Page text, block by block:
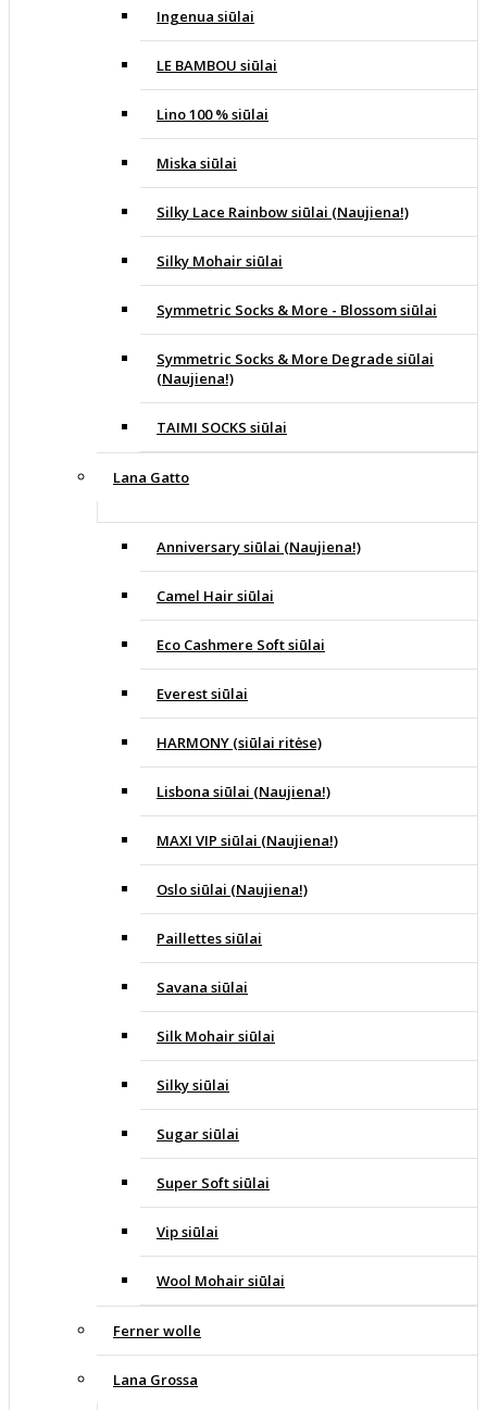
Ingenua siūlai
LE BAMBOU siūlai
Lino 100 % siūlai
Miska siūlai
Silky Lace Rainbow siūlai (Naujiena!)
Silky Mohair siūlai
Symmetric Socks & More - Blossom siūlai
Symmetric Socks & More Degrade siūlai
(Naujiena!)
TAIMI SOCKS siūlai
Lana Gatto
Anniversary siūlai (Naujiena!)
Camel Hair siūlai
Eco Cashmere Soft siūlai
Everest siūlai
HARMONY (siūlai ritėse)
Lisbona siūlai (Naujiena!)
MAXI VIP siūlai (Naujiena!)
Oslo siūlai (Naujiena!)
Paillettes siūlai
Savana siūlai
Silk Mohair siūlai
Silky siūlai
Sugar siūlai
Super Soft siūlai
Vip siūlai
Wool Mohair siūlai
Ferner wolle
Lana Grossa